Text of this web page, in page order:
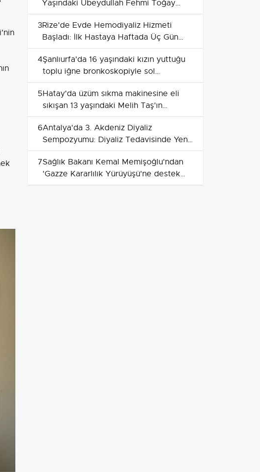
Yaşındaki Ubeydullah Fehmi Toğay
Hayata Tutundu
3Rize'de Evde Hemodiyaliz Hizmeti
Başladı: İlk Hastaya Haftada Üç Gün
Evde Tedavi
4Şanlıurfa'da 16 yaşındaki kızın yuttuğu
toplu iğne bronkoskopiyle sol
akciğerinden çıkarıldı
5Hatay'da üzüm sıkma makinesine eli
sıkışan 13 yaşındaki Melih Taş'ın
parmakları başarılı ameliyatla dikildi
6Antalya'da 3. Akdeniz Diyaliz
Sempozyumu: Diyaliz Tedavisinde Yeni
Yaklaşımlar ve Evde Diyaliz Vurgusu
7Sağlık Bakanı Kemal Memişoğlu'ndan
'Gazze Kararlılık Yürüyüşü'ne destek
paylaşımı